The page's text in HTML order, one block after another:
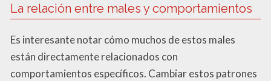
La relación entre males y comportamientos
Es interesante notar cómo muchos de estos males
están directamente relacionados con
comportamientos específicos. Cambiar estos patrones